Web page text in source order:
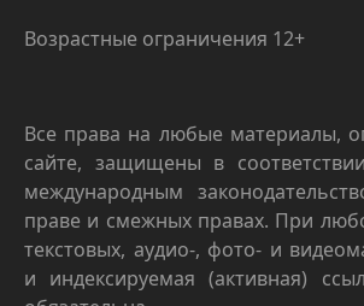
Возрастные ограничения 12+
Все права на любые материалы,
сайте, защищены в
международным
праве и смежных правах. При
текстовых, аудио-, фото- и
и индексируемая (активная)